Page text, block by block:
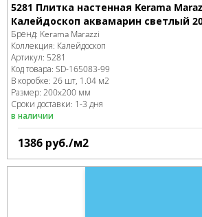
5281 Плитка настенная Kerama
Калейдоскоп аквамарин светлый
Бренд: Kerama Marazzi
Коллекция: Калейдоскоп
Артикул: 5281
Код товара: SD-165083-99
В коробке: 26 шт, 1.04 м2
Размер: 200x200 мм
Сроки доставки: 1-3 дня
в наличии
1386 руб./м2